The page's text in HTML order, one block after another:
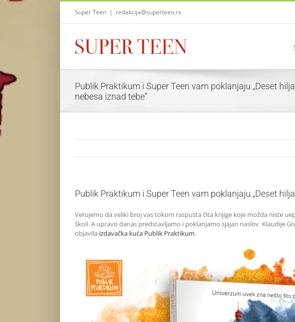
Skip
Super Teen | redakcija@superteen.rs
Publik Praktikum i Super Teen vam poklanjaju „Deset
nebesa iznad tebe”
Publik Praktikum i Super Teen vam poklanjaju „Deset
Verujemo da veliki broj vas tokom raspusta čita knjige koje možda niste
školi. A upravo danas predstavljamo i poklanjamo sjajan naslov Klaudije
objavila izdavačka kuća Publik Praktikum.